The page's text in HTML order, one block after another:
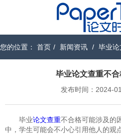
您的位置： 首页 / 新闻资讯 / 毕业论
毕业论文查重不
发布时间：2024-
毕业论文查重不合格可能涉及的
中，学生可能会不小心引用他人的观